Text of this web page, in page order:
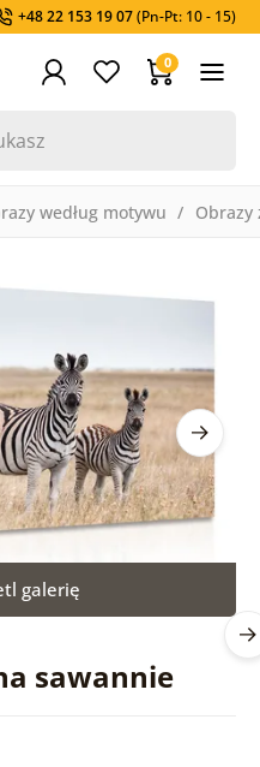
+48 22 153 19 07(Pn-Pt: 10 - 15)
0
według motywu Obrazy
sawannie
galerię